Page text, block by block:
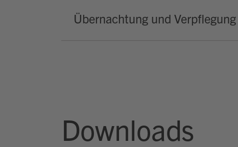
Übernachtung und Verpflegung
Downloads